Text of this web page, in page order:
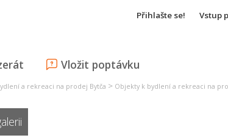
Přihlašte se! Vstup
Vložit poptávku
a rekreaci na prodej Bytča > Objekty k bydlení a rekreaci na